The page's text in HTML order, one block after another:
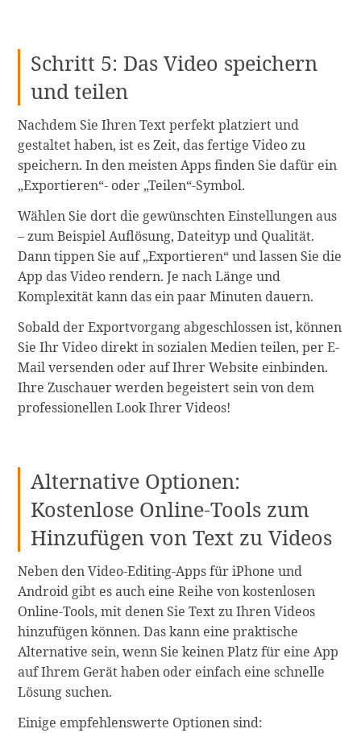
Schritt 5: Das Video speichern
und teilen
Nachdem Sie Ihren Text perfekt platziert und
gestaltet haben, ist es Zeit, das fertige Video zu
speichern. In den meisten Apps finden Sie dafür ein
„Exportieren“- oder „Teilen“-Symbol.
Wählen Sie dort die gewünschten Einstellungen aus
– zum Beispiel Auflösung, Dateityp und Qualität.
Dann tippen Sie auf „Exportieren“ und lassen Sie die
App das Video rendern. Je nach Länge und
Komplexität kann das ein paar Minuten dauern.
Sobald der Exportvorgang abgeschlossen ist, können
Sie Ihr Video direkt in sozialen Medien teilen, per E-
Mail versenden oder auf Ihrer Website einbinden.
Ihre Zuschauer werden begeistert sein von dem
professionellen Look Ihrer Videos!
Alternative Optionen:
Kostenlose Online-Tools zum
Hinzufügen von Text zu Videos
Neben den Video-Editing-Apps für iPhone und
Android gibt es auch eine Reihe von kostenlosen
Online-Tools, mit denen Sie Text zu Ihren Videos
hinzufügen können. Das kann eine praktische
Alternative sein, wenn Sie keinen Platz für eine App
auf Ihrem Gerät haben oder einfach eine schnelle
Lösung suchen.
Einige empfehlenswerte Optionen sind: